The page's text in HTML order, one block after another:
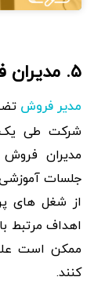
۵. مدیران فروش
مدیر فروش
شرکت طی یک
مدیران
جلسات
از شغل های
اهداف مرتبط
ممکن است
کنند.